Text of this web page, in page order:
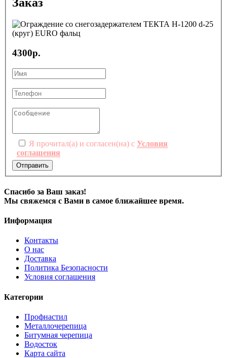
4300р.
Я прочитал(а) и согласен(на) с Условия
соглашения
Отправить
Спасибо за Ваш заказ!
Мы свяжемся с Вами в самое ближайшее время.
Информация
Контакты
О нас
Доставка
Политика Безопасности
Условия соглашения
Категории
Профнастил
Металлочерепица
Битумная черепица
Водосток
Карта сайта